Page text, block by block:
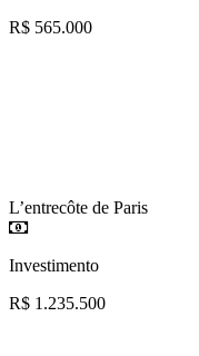
R$ 565.000
L’entrecôte de Paris
Investimento
R$ 1.235.500